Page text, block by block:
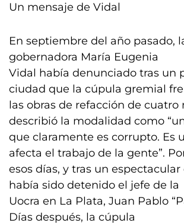
Un mensaje de Vidal
En septiembre del año pasado,
gobernadora María Eugenia
Vidal había denunciado tras un
ciudad que la cúpula gremial
las obras de refacción de cuatro
describió la modalidad como
que claramente es corrupto. Es
afecta el trabajo de la gente”.
esos días, y tras un espectacular
había sido detenido el jefe de la
Uocra en La Plata, Juan Pablo
Días después, la cúpula